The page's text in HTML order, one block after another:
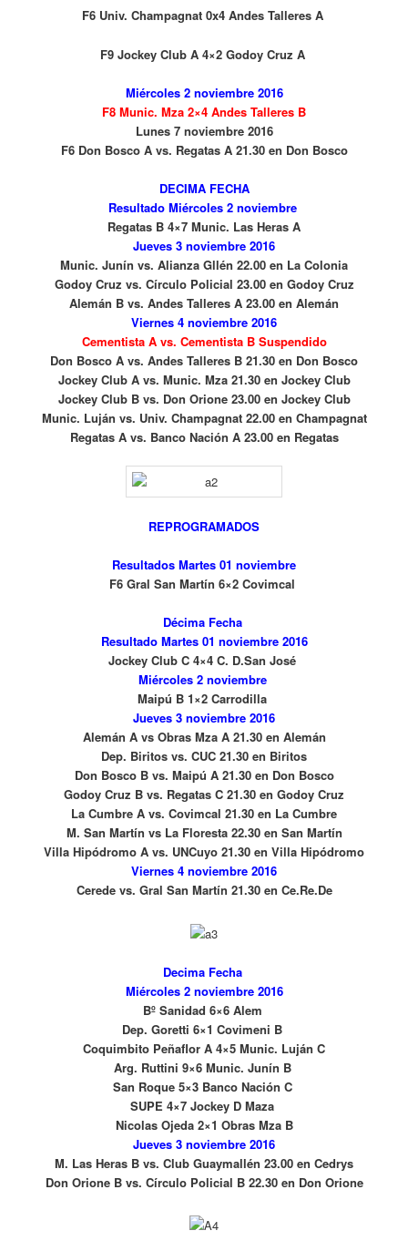
F6 Univ. Champagnat 0x4 Andes Talleres A
F9 Jockey Club A 4×2 Godoy Cruz A
Miércoles 2 noviembre 2016
F8 Munic. Mza 2×4 Andes Talleres B
Lunes 7 noviembre 2016
F6 Don Bosco A vs. Regatas A 21.30 en Don Bosco
DECIMA FECHA
Resultado Miércoles 2 noviembre
Regatas B 4×7 Munic. Las Heras A
Jueves 3 noviembre 2016
Munic. Junín vs. Alianza Gllén 22.00 en La Colonia
Godoy Cruz vs. Círculo Policial 23.00 en Godoy Cruz
Alemán B vs. Andes Talleres A 23.00 en Alemán
Viernes 4 noviembre 2016
Cementista A vs. Cementista B Suspendido
Don Bosco A vs. Andes Talleres B 21.30 en Don Bosco
Jockey Club A vs. Munic. Mza 21.30 en Jockey Club
Jockey Club B vs. Don Orione 23.00 en Jockey Club
Munic. Luján vs. Univ. Champagnat 22.00 en Champagnat
Regatas A vs. Banco Nación A 23.00 en Regatas
REPROGRAMADOS
Resultados Martes 01 noviembre
F6 Gral San Martín 6×2 Covimcal
DécimaFecha
Resultado Martes 01 noviembre 2016
Jockey Club C 4×4 C. D.San José
Miércoles 2 noviembre
Maipú B 1×2 Carrodilla
Jueves 3 noviembre 2016
Alemán A vs Obras Mza A 21.30 en Alemán
Dep. Biritos vs. CUC 21.30 en Biritos
Don Bosco B vs. Maipú A 21.30 en Don Bosco
Godoy Cruz B vs. Regatas C 21.30 en Godoy Cruz
La Cumbre A vs. Covimcal 21.30 en La Cumbre
M. San Martín vs La Floresta 22.30 en San Martín
Villa Hipódromo A vs. UNCuyo 21.30 en Villa Hipódromo
Viernes 4 noviembre 2016
Cerede vs. Gral San Martín 21.30 en Ce.Re.De
Decima Fecha
Miércoles 2 noviembre 2016
Bº Sanidad 6×6 Alem
Dep. Goretti 6×1 Covimeni B
Coquimbito Peñaflor A 4×5 Munic. Luján C
Arg. Ruttini 9×6 Munic. Junín B
San Roque 5×3 Banco Nación C
SUPE 4×7 Jockey D Maza
Nicolas Ojeda 2×1 Obras Mza B
Jueves 3 noviembre 2016
M. Las Heras B vs. Club Guaymallén 23.00 en Cedrys
Don Orione B vs. Círculo Policial B 22.30 en Don Orione